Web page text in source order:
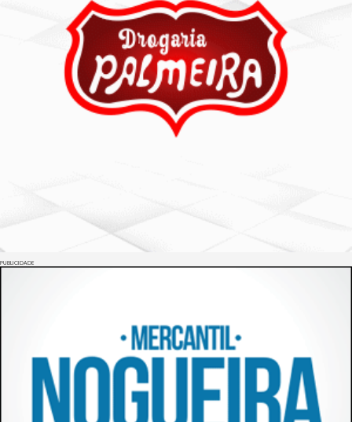
PUBLICIDADE